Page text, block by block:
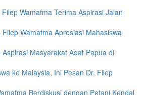
Wamafma Terima Aspirasi Jalan
Wamafma Apresiasi Mahasiswa
Masyarakat Adat Papua di
ke Malaysia, Ini Pesan Dr. Filep
Berdiskusi dengan Petani Kendal